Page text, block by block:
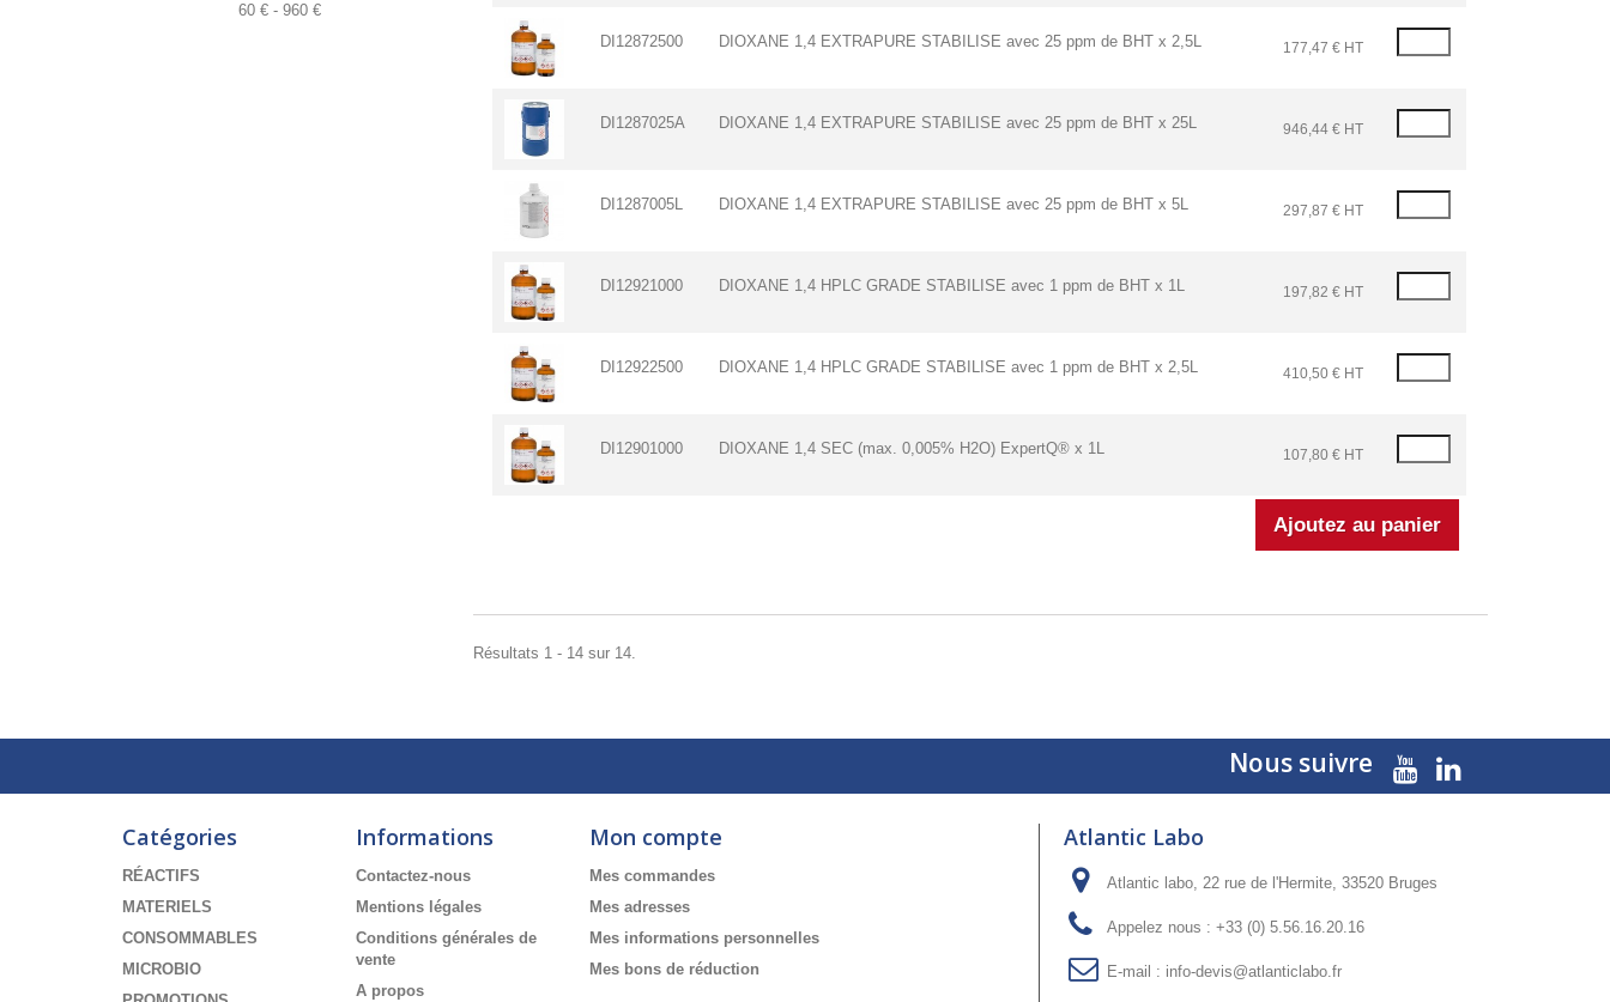
60 € - 960 €
DI12872500 DIOXANE 1,4 EXTRAPURE STABILISE avec 25 ppm de BHT x 2,5L 177,47 € HT
DI1287025A DIOXANE 1,4 EXTRAPURE STABILISE avec 25 ppm de BHT x 25L 946,44 € HT
DI1287005L DIOXANE 1,4 EXTRAPURE STABILISE avec 25 ppm de BHT x 5L 297,87 € HT
DI12921000 DIOXANE 1,4 HPLC GRADE STABILISE avec 1 ppm de BHT x 1L 197,82 € HT
DI12922500 DIOXANE 1,4 HPLC GRADE STABILISE avec 1 ppm de BHT x 2,5L 410,50 € HT
DI12901000 DIOXANE 1,4 SEC (max. 0,005% H2O) ExpertQ® x 1L 107,80 € HT
Résultats 1 - 14 sur 14.
Nous suivre
Catégories
RÉACTIFS
MATERIELS
CONSOMMABLES
MICROBIO
Informations
Contactez-nous
Mentions légales
Conditions générales de
vente
A propos
Mon compte
Mes commandes
Mes adresses
Mes informations personnelles
Mes bons de réduction
Atlantic Labo
Atlantic labo, 22 rue de l'Hermite, 33520 Bruges
Appelez nous : +33 (0) 5.56.16.20.16
E-mail : info-devis@atlanticlabo.fr